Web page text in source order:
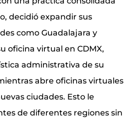
decidió expandir sus
como Guadalajara y
oficina virtual en CDMX,
administrativa de su
abre oficinas virtuales
ciudades. Esto le
de diferentes regiones sin